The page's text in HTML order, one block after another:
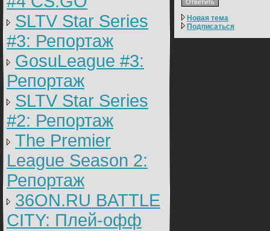
SLTV Star Series
#3: Репортаж
GosuLeague #3:
Репортаж
SLTV Star Series
#2: Репортаж
The Premier
League Season 2:
Репортаж
36ON.RU BATTLE
CITY: Плей-офф
Новая тема
Подписаться